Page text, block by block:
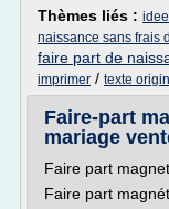
Thèmes liés :
naissance sans frais
faire part de
imprimer / texte
Faire-part
mariage
Faire part magnet
Faire part